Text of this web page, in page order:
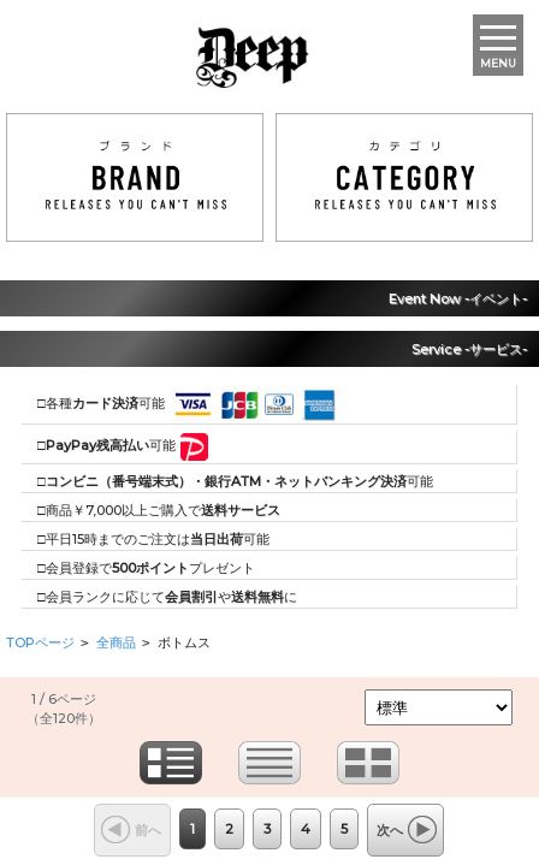
MENU
Event Now -イベント-
Service -サービス-
□各種カード決済可能
□PayPay残高払い可能
□コンビニ（番号端末式）・銀行ATM・ネットバンキング決済可能
□商品￥7,000以上ご購入で送料サービス
□平日15時までのご注文は当日出荷可能
□会員登録で500ポイント プレゼント
□会員ランクに応じて会員割引や送料無料に
TOPページ > 全商品 > ボトムス
1 / 6ページ
（全120件）
前へ 1 2 3 4 5 次へ